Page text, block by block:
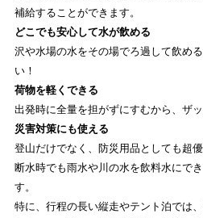
補給することができます。
どこでも安心して水が飲める
沢や水場の水をその場でろ過して飲め
い！
荷物を軽くできる
出発時に全量を担がずにすむから、ザ
災害対策にも使える
登山だけでなく、防災用品としても超優
断水時でも雨水や川の水を飲料水にで
す。
特に、行程の長い縦走やテント泊では